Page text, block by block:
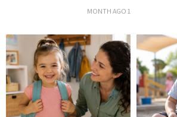
1 MONTH AGO